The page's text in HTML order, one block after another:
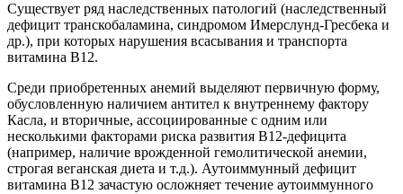
Существует ряд наследственных патологий (наследственный
дефицит транскобаламина, синдромом Имерслунд-Гресбека и
др.), при которых нарушения всасывания и транспорта
витамина В12.
Среди приобретенных анемий выделяют первичную форму,
обусловленную наличием антител к внутреннему фактору
Касла, и вторичные, ассоциированные с одним или
несколькими факторами риска развития В12-дефицита
(например, наличие врожденной гемолитической анемии,
строгая веганская диета и т.д.). Аутоиммунный дефицит
витамина В12 зачастую осложняет течение аутоиммунного